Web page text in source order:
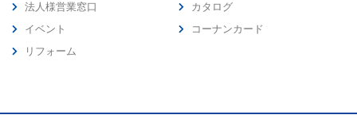
法人様営業窓口
イベント
リフォーム
カタログ
コーナンカード